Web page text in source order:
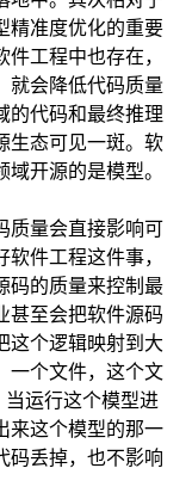
精准度优化的重要
工程中也存在，
就会降低代码质量
的代码和最终推理
生态可见一斑。软
开源的是模型。
质量会直接影响可
件工程这件事，
码的质量来控制最
甚至会把软件源码
这个逻辑映射到大
一个文件，这个文
运行这个模型进
来这个模型的那一
码丢掉，也不影响